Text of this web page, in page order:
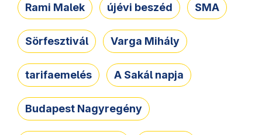
Rami Malek újévi beszéd SMA
Sörfesztivál Varga Mihály
tarifaemelés A Sakál napja
Budapest Nagyregény